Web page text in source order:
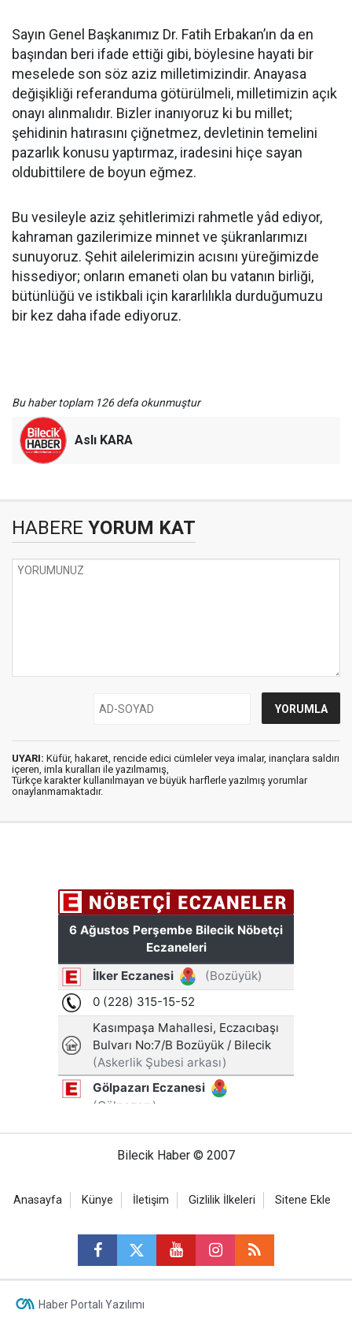
Sayın Genel Başkanımız Dr. Fatih Erbakan’ın da en
başından beri ifade ettiği gibi, böylesine hayati bir
meselede son söz aziz milletimizindir. Anayasa
değişikliği referanduma götürülmeli, milletimizin açık
onayı alınmalıdır. Bizler inanıyoruz ki bu millet;
şehidinin hatırasını çiğnetmez, devletinin temelini
pazarlık konusu yaptırmaz, iradesini hiçe sayan
oldubittilere de boyun eğmez.
Bu vesileyle aziz şehitlerimizi rahmetle yâd ediyor,
kahraman gazilerimize minnet ve şükranlarımızı
sunuyoruz. Şehit ailelerimizin acısını yüreğimizde
hissediyor; onların emaneti olan bu vatanın birliği,
bütünlüğü ve istikbali için kararlılıkla durduğumuzu
bir kez daha ifade ediyoruz.
Bu haber toplam 126 defa okunmuştur
Aslı KARA
HABERE YORUM KAT
UYARI: Küfür, hakaret, rencide edici cümleler veya imalar, inançlara saldırı
içeren, imla kuralları ile yazılmamış,
Türkçe karakter kullanılmayan ve büyük harflerle yazılmış yorumlar
onaylanmamaktadır.
Bilecik Haber © 2007
Anasayfa Künye İletişim Gizlilik İlkeleri Sitene Ekle
Haber Portalı Yazılımı